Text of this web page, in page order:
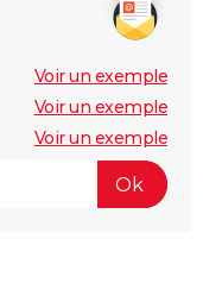
Voir un exemple
Voir un exemple
Voir un exemple